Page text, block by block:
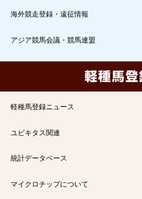
海外競走登録・遠征情報
アジア競馬会議・競馬連盟
軽種馬登録ニュース
ユビキタス関連
統計データベース
マイクロチップについて